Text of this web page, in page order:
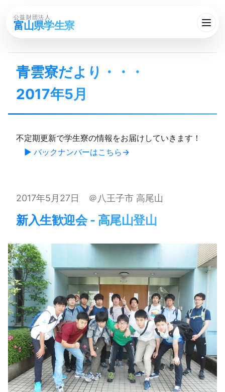
公益財団法人
富山県学生寮
青雲寮だより・・・​
2017年5月
不定期更新で学生寮の情報をお届けしていきます！
▶ バックナンバーはこちら
2017年5月27日 ＠八王子市 高尾山
新入生歓迎会 - 高尾山登山